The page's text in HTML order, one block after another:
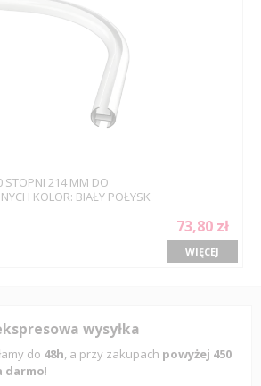
STOPNI 214 MM DO
KOLOR: BIAŁY POŁYSK
73,80 zł
WIĘCEJ
wysyłka
do 48h , a przy zakupach powyżej 450
darmo!